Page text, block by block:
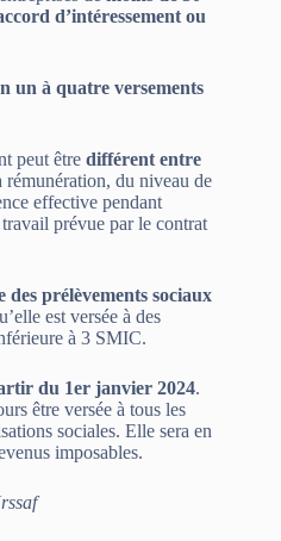
d’intéressement ou
un à quatre versements
peut être différent entre
rémunération, du niveau de
effective pendant
prévue par le contrat
des prélèvements sociaux
est versée à des
à 3 SMIC.
du 1er janvier 2024.
être versée à tous les
sociales. Elle sera en
imposables.